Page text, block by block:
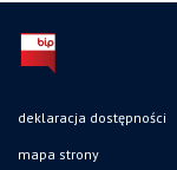
deklaracja dostępności
mapa strony